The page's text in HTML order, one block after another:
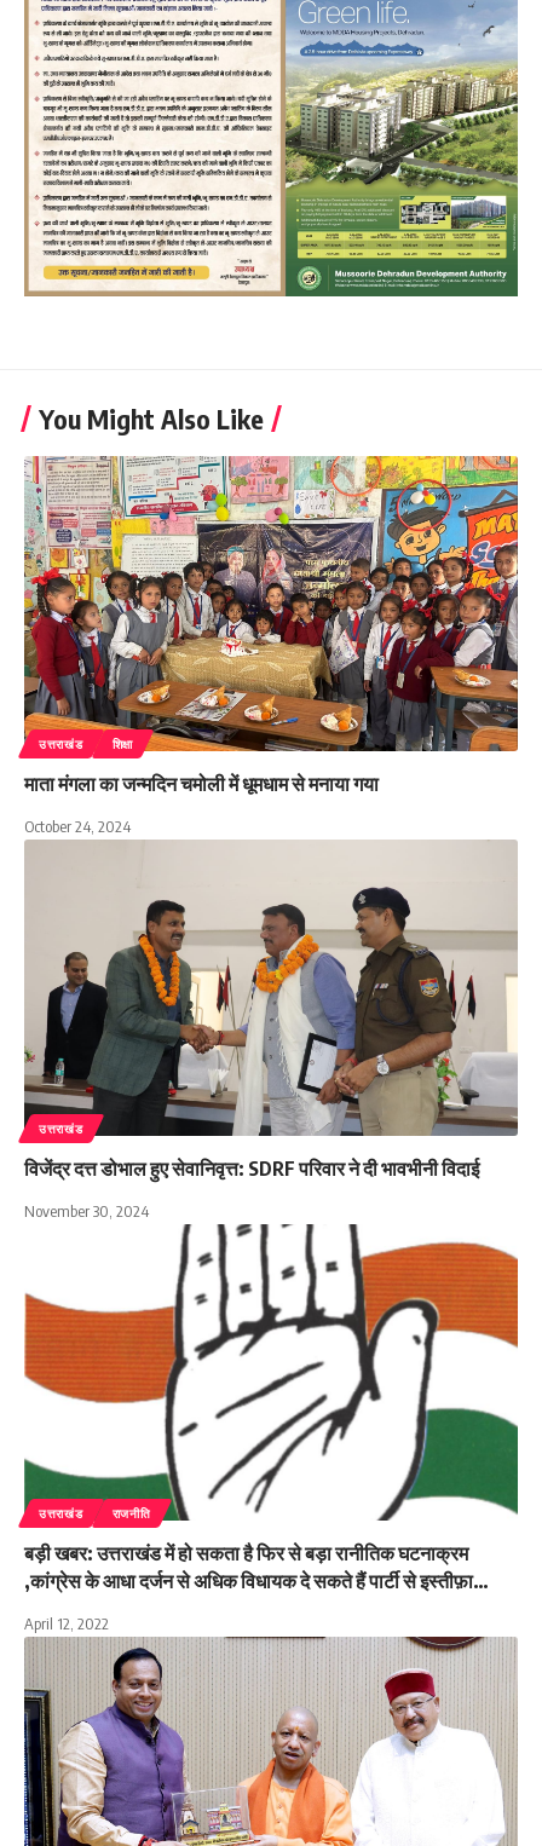
You Might Also Like
उत्तराखंड शिक्षा
माता मंगला का जन्मदिन चमोली में धूमधाम से मनाया गया
October 24, 2024
उत्तराखंड
विजेंद्र दत्त डोभाल हुए सेवानिवृत्त: SDRF परिवार ने दी भावभीनी विदाई
November 30, 2024
उत्तराखंड राजनीति
बड़ी खबर: उत्तराखंड में हो सकता है फिर से बड़ा रानीतिक घटनाक्रम
,कांग्रेस के आधा दर्जन से अधिक विधायक दे सकते हैं पार्टी से इस्तीफ़ा…
April 12, 2022